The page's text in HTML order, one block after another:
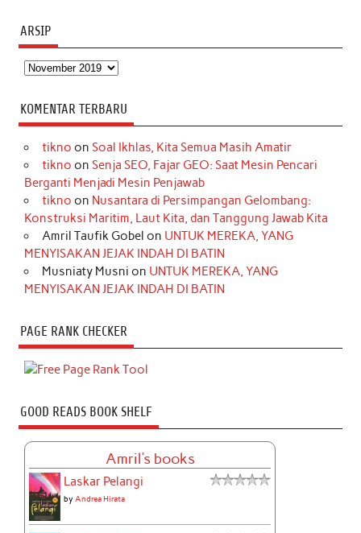
ARSIP
Arsip
KOMENTAR TERBARU
tikno on Soal Ikhlas, Kita Semua Masih Amatir
tikno on Senja SEO, Fajar GEO: Saat Mesin Pencari
Berganti Menjadi Mesin Penjawab
tikno on Nusantara di Persimpangan Gelombang:
Konstruksi Maritim, Laut Kita, dan Tanggung Jawab Kita
Amril Taufik Gobel on UNTUK MEREKA, YANG
MENYISAKAN JEJAK INDAH DI BATIN
Musniaty Musni on UNTUK MEREKA, YANG
MENYISAKAN JEJAK INDAH DI BATIN
PAGE RANK CHECKER
GOOD READS BOOK SHELF
Amril's books
Laskar Pelangi
byAndrea Hirata